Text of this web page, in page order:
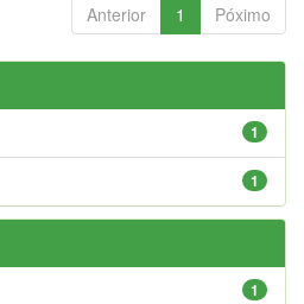
Anterior 1 Póximo
1
1
1